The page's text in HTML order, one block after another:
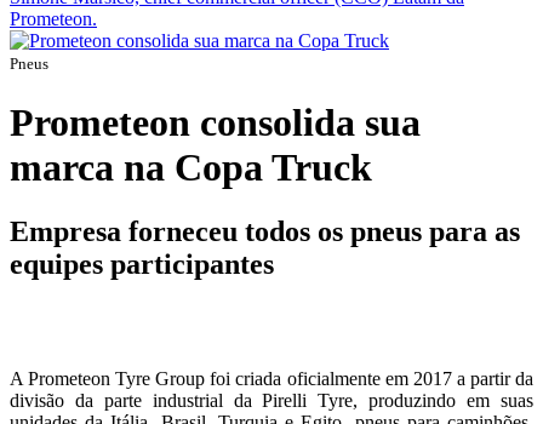
Prometeon.
Pneus
Prometeon consolida sua
marca na Copa Truck
Empresa forneceu todos os pneus para as
equipes participantes
A Prometeon Tyre Group foi criada oficialmente em 2017 a partir da
divisão da parte industrial da Pirelli Tyre, produzindo em suas